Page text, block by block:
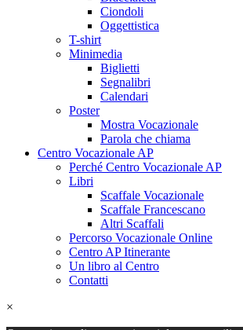
Ciondoli
Oggettistica
T-shirt
Minimedia
Biglietti
Segnalibri
Calendari
Poster
Mostra Vocazionale
Parola che chiama
Centro Vocazionale AP
Perché Centro Vocazionale AP
Libri
Scaffale Vocazionale
Scaffale Francescano
Altri Scaffali
Percorso Vocazionale Online
Centro AP Itinerante
Un libro al Centro
Contatti
×